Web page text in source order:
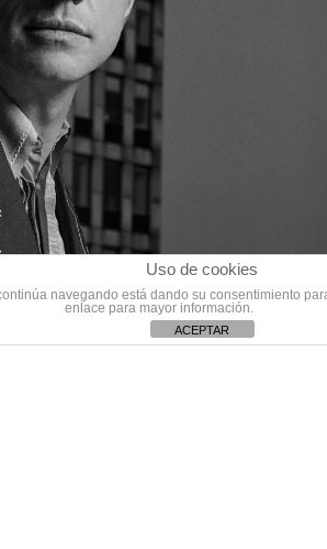
Uso de cookies
navegando está dando su consentimiento
enlace para mayor información.
ACEPTAR